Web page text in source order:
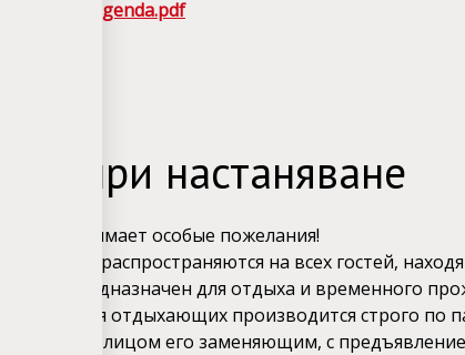
отель Legenda.pdf
при настаняване
принимает особые пожелания!
Правила распространяются на всех гостей,
предназначен для отдыха и временного
отдыхающих производится строго по
или лицом его заменяющим, с